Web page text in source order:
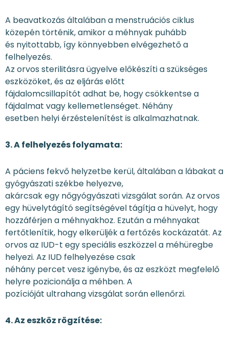
A beavatkozás általában a menstruációs ciklus
közepén történik, amikor a méhnyak puhább
és nyitottabb, így könnyebben elvégezhető a
felhelyezés.
Az orvos sterilitásra ügyelve előkészíti a szükséges
eszközöket, és az eljárás előtt
fájdalomcsillapítót adhat be, hogy csökkentse a
fájdalmat vagy kellemetlenséget. Néhány
esetben helyi érzéstelenítést is alkalmazhatnak.
3. A felhelyezés folyamata:
A páciens fekvő helyzetbe kerül, általában a lábakat a
gyógyászati székbe helyezve,
akárcsak egy nőgyógyászati vizsgálat során. Az orvos
egy hüvelytágító segítségével tágítja a hüvelyt, hogy
hozzáférjen a méhnyakhoz. Ezután a méhnyakat
fertőtlenítik, hogy elkerüljék a fertőzés kockázatát. Az
orvos az IUD-t egy speciális eszközzel a méhüregbe
helyezi. Az IUD felhelyezése csak
néhány percet vesz igénybe, és az eszközt megfelelő
helyre pozicionálja a méhben. A
pozícióját ultrahang vizsgálat során ellenőrzi.
4. Az eszköz rögzítése: